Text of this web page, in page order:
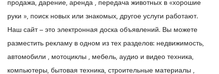
продажа, дарение, аренда , передача животных в «хорошие
руки », поиск новых или знакомых, другое услуги работают.
Наш сайт – это электронная доска объявлений. Вы можете
разместить рекламу в одном из тех разделов: недвижимость,
автомобили , мотоциклы , мебель, аудио и видео техника,
компьютеры, бытовая техника, строительные материалы ,